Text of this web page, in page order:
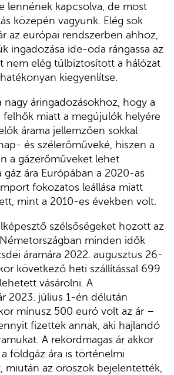
lennének kapcsolva, de most
közepén vagyunk. Elég sok
az európai rendszerben ahhoz,
ingadozása ide-oda rángassa az
nem elég túlbiztosított a hálózat
kiegyenlítse.
nagy áringadozásokhoz, hogy a
felhők miatt a megújulók helyére
árama jellemzően sokkal
és szélerőműveké, hiszen a
a gázerőműveket lehet
gáz ára Európában a 2020-as
fokozatos leállása miatt
mint a 2010-es években volt.
szélsőségeket hozott az
minden idők
áramára 2022. augusztus 26-
következő heti szállítással 699
vásárolni. A
2023. július 1-én délután
mínusz 500 euró volt az ár –
fizettek annak, aki hajlandó
A rekordmagas ár akkor
földgáz ára is történelmi
az oroszok bejelentették,